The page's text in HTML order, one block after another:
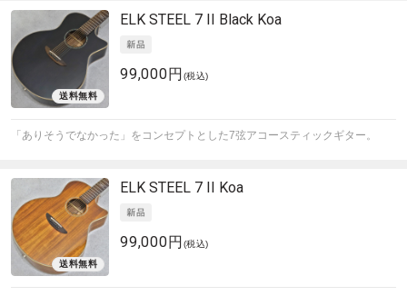
ELK STEEL 7 II Black Koa
99,000円 (税込)
「ありそうでなかった」をコンセプトとした7弦アコースティックギター。
ELK STEEL 7 II Koa
99,000円 (税込)